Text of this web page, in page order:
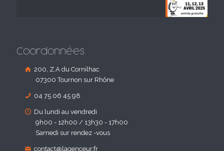
Coordonnées
200, Z.A du Cornilhac
07300 Tournon sur Rhône
04 75 06 45 98
Du lundi au vendredi
9h00 - 12h00 / 13h30 - 17h00
Samedi sur rendez -vous
contact@lagenceur.fr